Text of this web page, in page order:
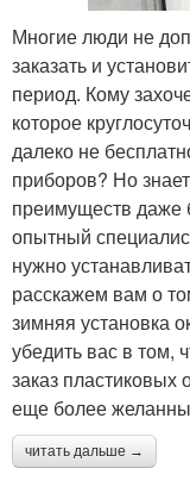
Многие люди не
заказать и
период. Кому
которое
далеко не
приборов? Но
преимуществ даже
опытный
нужно
расскажем вам о
зимняя установка
убедить вас в том,
заказ пластиковых
еще более
читать дальше →